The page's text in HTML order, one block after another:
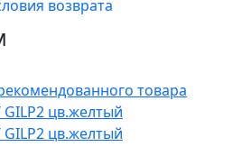
возврата
цв.желтый